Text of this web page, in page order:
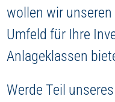
wollen wir
Umfeld für Ihre
Anlageklassen
Werde Teil